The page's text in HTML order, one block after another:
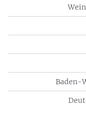
Baden-